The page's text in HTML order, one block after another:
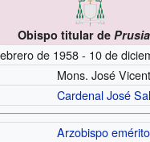
Obispo titular de
de 1958 - 10 de
Mons. José
CardenalJosé
Arzobispoemérito